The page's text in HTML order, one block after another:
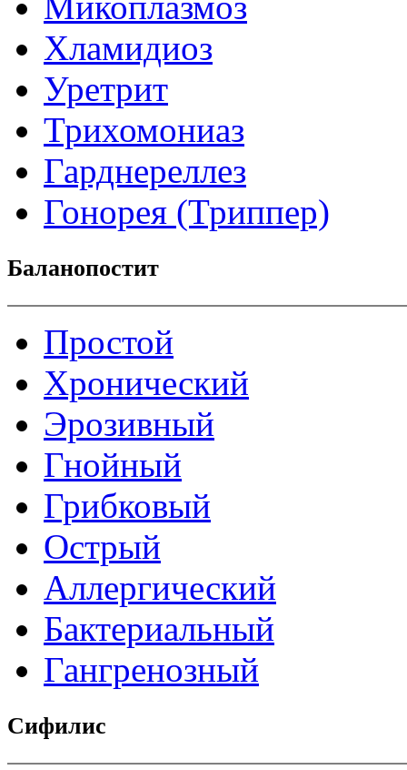
Хламидиоз
Уретрит
Трихомониаз
Гарднереллез
Гонорея (Триппер)
Баланопостит
Простой
Хронический
Эрозивный
Гнойный
Грибковый
Острый
Аллергический
Бактериальный
Гангренозный
Сифилис